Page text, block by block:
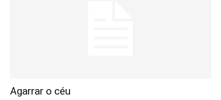
Agarrar o céu